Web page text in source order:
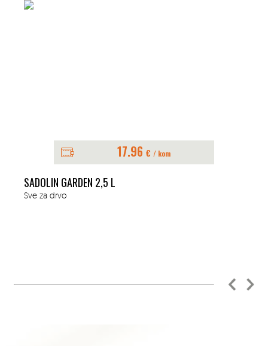
17.96 € / kom
SADOLIN GARDEN 2,5 L
Sve za drvo